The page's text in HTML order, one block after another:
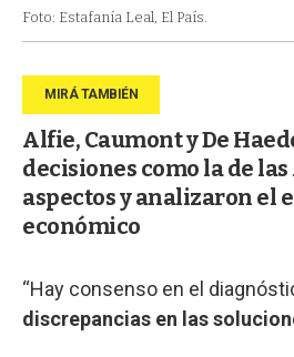
Foto: Estafanía Leal, El País.
Alfie, Caumont y De
decisiones como la de
aspectos y analizaron el
económico
“Hay consenso en el
discrepancias en las